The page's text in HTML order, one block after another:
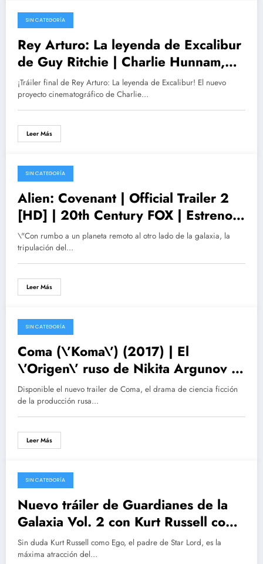
03/04/2017
SIN CATEGORÍA
Rey Arturo: La leyenda de Excalibur
de Guy Ritchie | Charlie Hunnam,
Jude Law y Astrid Bergès-Frisbey
¡Tráiler final de Rey Arturo: La leyenda de Excalibur! El nuevo
proyecto cinematográfico de Charlie…
Leer Más
24/03/2017
SIN CATEGORÍA
Alien: Covenant | Official Trailer 2
[HD] | 20th Century FOX | Estreno
19 de mayo | Actores, personajes,
posters, fotogramas. argumento
\"Con rumbo a un planeta remoto al otro lado de la galaxia, la
tripulación del…
Leer Más
16/03/2017
SIN CATEGORÍA
Coma (\’Koma\’) (2017) | El
\’Origen\’ ruso de Nikita Argunov |
Tráiler, noticias, poster
Disponible el nuevo trailer de Coma, el drama de ciencia ficción
de la producción rusa…
Leer Más
01/03/2017
SIN CATEGORÍA
Nuevo tráiler de Guardianes de la
Galaxia Vol. 2 con Kurt Russell como
Ego | Actores, personajes, posters,
imágenes
Sin duda Kurt Russell como Ego, el padre de Star Lord, es la
máxima atracción del…